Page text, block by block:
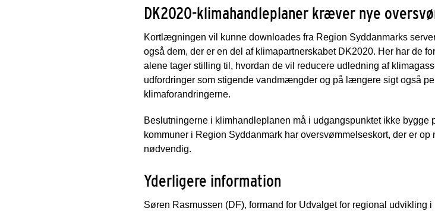
DK2020-klimahandleplaner kræver nye
Kortlægningen vil kunne downloades fra Region Syddanmarks
også dem, der er en del af klimapartnerskabet DK2020. Her har de
alene tager stilling til, hvordan de vil reducere udledning af
udfordringer som stigende vandmængder og på længere sigt også
klimaforandringerne.
Beslutningerne i klimhandleplanen må i udgangspunktet ikke bygge
kommuner i Region Syddanmark har oversvømmelseskort, der er
nødvendig.
Yderligere information
Søren Rasmussen (DF), formand for Udvalget for regional udvikling